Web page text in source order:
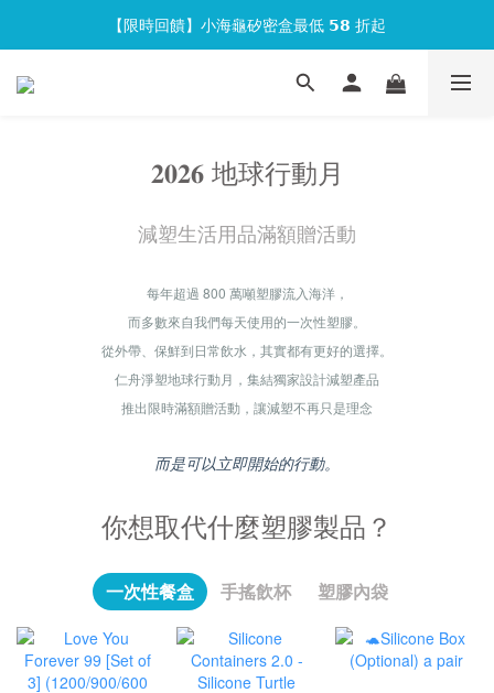
官網會員首次下單現折 $𝟏𝟎𝟎 元❕
【限時回饋】小海龜矽密盒最低 𝟱𝟴 折起
官網會員首次下單現折 $𝟏𝟎𝟎 元❕
𝟐𝟎𝟐𝟔 地球行動月
減塑生活用品滿額贈活動
每年超過 800 萬噸塑膠流入海洋，
而多數來自我們每天使用的一次性塑膠。
從外帶、保鮮到日常飲水，其實都有更好的選擇。
仁舟淨塑地球行動月，集結獨家設計減塑產品
推出限時滿額贈活動，讓減塑不再只是理念
而是可以立即開始的行動。
你想取代什麼塑膠製品？
一次性餐盒 手搖飲杯 塑膠內袋